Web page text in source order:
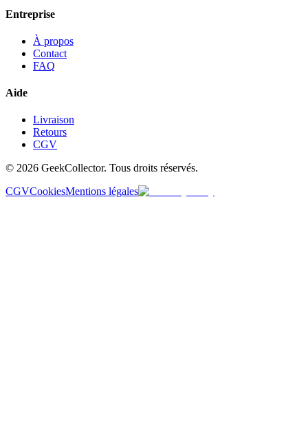
Entreprise
À propos
Contact
FAQ
Aide
Livraison
Retours
CGV
© 2026 GeekCollector. Tous droits réservés.
CGVCookiesMentions légales